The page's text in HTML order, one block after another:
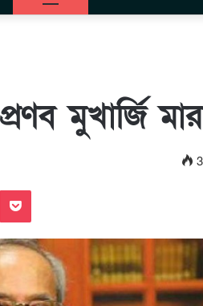
মুখার্জি